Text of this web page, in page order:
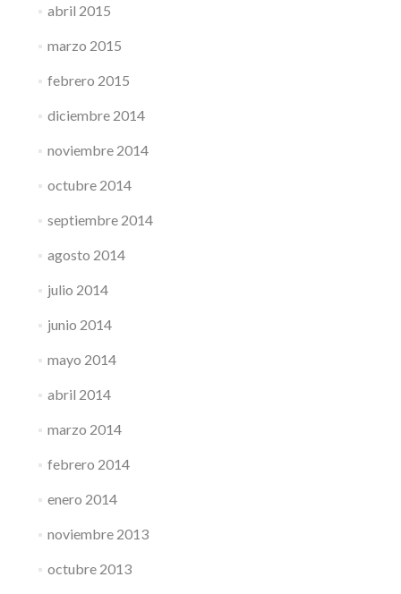
abril 2015
marzo 2015
febrero 2015
diciembre 2014
noviembre 2014
octubre 2014
septiembre 2014
agosto 2014
julio 2014
junio 2014
mayo 2014
abril 2014
marzo 2014
febrero 2014
enero 2014
noviembre 2013
octubre 2013